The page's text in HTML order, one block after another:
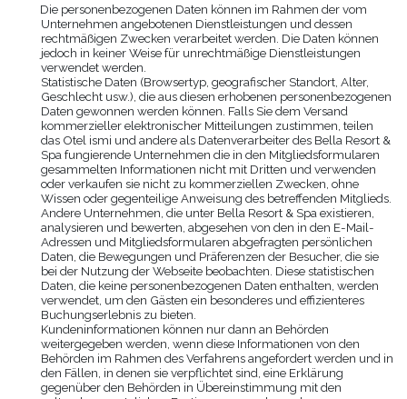
Die personenbezogenen Daten können im Rahmen der vom
Unternehmen angebotenen Dienstleistungen und dessen
rechtmäßigen Zwecken verarbeitet werden. Die Daten können
jedoch in keiner Weise für unrechtmäßige Dienstleistungen
verwendet werden.
Statistische Daten (Browsertyp, geografischer Standort, Alter,
Geschlecht usw.), die aus diesen erhobenen personenbezogenen
Daten gewonnen werden können. Falls Sie dem Versand
kommerzieller elektronischer Mitteilungen zustimmen, teilen
das Otel ismi und andere als Datenverarbeiter des Bella Resort &
Spa fungierende Unternehmen die in den Mitgliedsformularen
gesammelten Informationen nicht mit Dritten und verwenden
oder verkaufen sie nicht zu kommerziellen Zwecken, ohne
Wissen oder gegenteilige Anweisung des betreffenden Mitglieds.
Andere Unternehmen, die unter Bella Resort & Spa existieren,
analysieren und bewerten, abgesehen von den in den E-Mail-
Adressen und Mitgliedsformularen abgefragten persönlichen
Daten, die Bewegungen und Präferenzen der Besucher, die sie
bei der Nutzung der Webseite beobachten. Diese statistischen
Daten, die keine personenbezogenen Daten enthalten, werden
verwendet, um den Gästen ein besonderes und effizienteres
Buchungserlebnis zu bieten.
Kundeninformationen können nur dann an Behörden
weitergegeben werden, wenn diese Informationen von den
Behörden im Rahmen des Verfahrens angefordert werden und in
den Fällen, in denen sie verpflichtet sind, eine Erklärung
gegenüber den Behörden in Übereinstimmung mit den